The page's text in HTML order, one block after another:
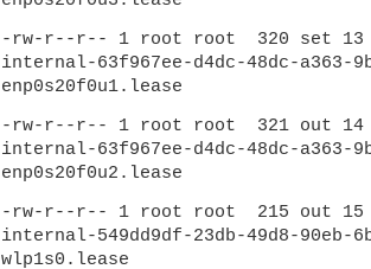
-rw-r--r-- 1 root root 320 set 13
internal-63f967ee-d4dc-48dc-a363-
enp0s20f0u1.lease
-rw-r--r-- 1 root root 321 out 14
internal-63f967ee-d4dc-48dc-a363-
enp0s20f0u2.lease
-rw-r--r-- 1 root root 215 out 15
internal-549dd9df-23db-49d8-90eb-
wlp1s0.lease